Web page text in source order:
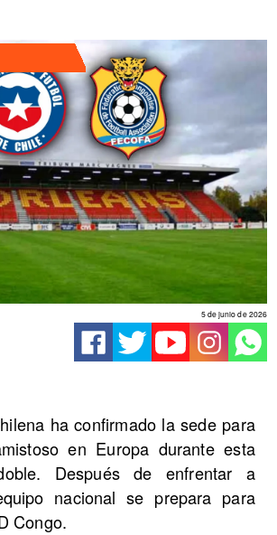
5 de junio de 2026
ha confirmado la sede para
en Europa durante esta
Después de enfrentar a
nacional se prepara para
Congo.